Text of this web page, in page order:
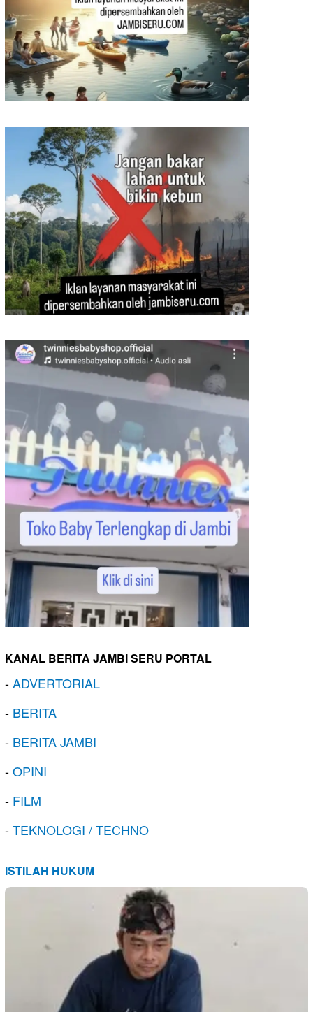
KANAL BERITA JAMBI SERU PORTAL
-ADVERTORIAL
- BERITA
- BERITA JAMBI
-OPINI
- FILM
-TEKNOLOGI / TECHNO
ISTILAH HUKUM